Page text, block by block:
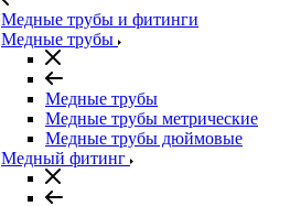
Медные трубы и фитинги
Медные трубы
Медные трубы
Медные трубы метрические
Медные трубы дюймовые
Медный фитинг